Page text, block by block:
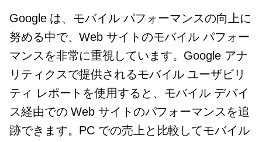
Google は、モバイル パフォーマンスの向上に
努める中で、Web サイトのモバイル パフォー
マンスを非常に重視しています。Google アナ
リティクスで提供されるモバイル ユーザビリ
ティ レポートを使用すると、モバイル デバイ
ス経由での Web サイトのパフォーマンスを追
跡できます。PC での売上と比較してモバイル